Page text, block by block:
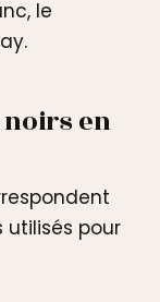
le
en
pour